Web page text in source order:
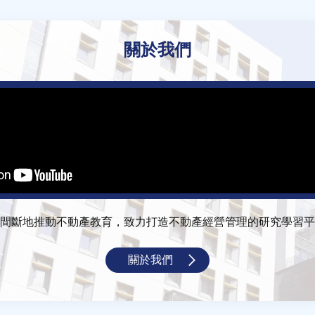
關於我們
斷地推動不動產教育，致力打造不動產經營管理的研究學習
關於我們